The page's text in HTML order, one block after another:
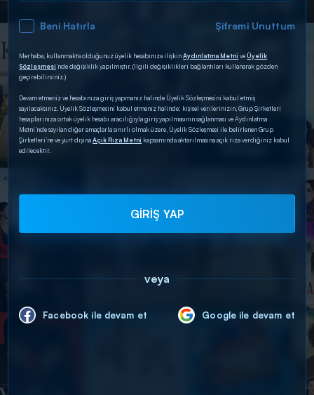
DİĞER SONUÇLAR
Beni Hatırla Şifremi Unuttum
Merhaba, kullanmakta olduğunuz üyelik hesabınıza ilişkinAydınlatma Metni veÜyelik
Sözleşmesi’nde değişiklik yapılmıştır. (İlgili değişiklikleri bağlantıları kullanarak gözden
geçirebilirsiniz.)
Devam etmeniz ve hesabınıza giriş yapmanız halinde Üyelik Sözleşmesini kabul etmiş
sayılacaksınız. Üyelik Sözleşmesini kabul etmeniz halinde; kişisel verilerinizin, Grup Şirketleri
hesaplarınıza ortak üyelik hesabı aracılığıyla giriş yapılmasının sağlanması ve Aydınlatma
Metni’nde sayılan diğer amaçlarla sınırlı olmak üzere, Üyelik Sözleşmesi ile belirlenen Grup
Şirketleri’ne ve yurt dışınaAçık Rıza Metni kapsamında aktarılmasına açık rıza verdiğiniz kabul
edilecektir.
GİRİŞ YAP
veya
Facebook ile devam et Google ile devam et